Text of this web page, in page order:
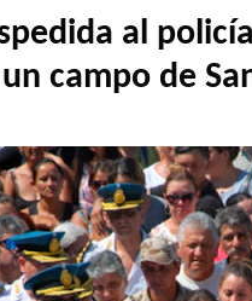
al
campo de